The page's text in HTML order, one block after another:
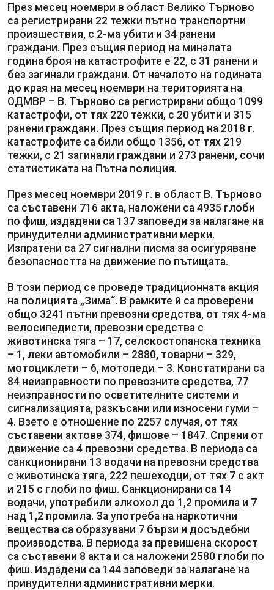
През месец ноември в област Велико Търново
са регистрирани 22 тежки пътно транспортни
произшествия, с 2-ма убити и 34 ранени
граждани. През същия период на миналата
година броя на катастрофите е 22, с 31 ранени и
без загинали граждани. От началото на годината
до края на месец ноември на територията на
ОДМВР – В. Търново са регистрирани общо 1099
катастрофи, от тях 220 тежки, с 20 убити и 315
ранени граждани. През същия период на 2018 г.
катастрофите са били общо 1356, от тях 219
тежки, с 21 загинали граждани и 273 ранени, сочи
статистиката на Пътна полиция.
През месец ноември 2019 г. в област В. Търново
са съставени 716 акта, наложени са 4935 глоби
по фиш, издадени са 137 заповеди за налагане на
принудителни административни мерки.
Изпратени са 27 сигнални писма за осигуряване
безопасността на движение по пътищата.
В този период се проведе традиционната акция
на полицията „Зима“. В рамките й са проверени
общо 3241 пътни превозни средства, от тях 4-ма
велосипедисти, превозни средства с
животинска тяга – 17, селскостопанска техника
– 1, леки автомобили – 2880, товарни – 329,
мотоциклети – 6, мотопеди – 3. Констатирани са
84 неизправности по превозните средства, 77
неизправности по осветителните системи и
сигнализацията, разкъсани или износени гуми –
4. Взето е отношение по 2257 случая, от тях
съставени актове 374, фишове – 1847. Спрени от
движение са 4 превозни средства. В периода са
санкционирани 13 водачи на превозни средства
с животинска тяга, 222 пешеходци, от тях 7 с акт
и 215 с глоби по фиш. Санкционирани са 14
водачи, употребили алкохол до 1,2 промила и 7
над 1,2 промила. За употреба на наркотични
вещества са образувани 7 бързи и досъдебни
производства. В периода за превишена скорост
са съставени 8 акта и са наложени 2580 глоби по
фиш. Издадени са 144 заповеди за налагане на
принудителни административни мерки.